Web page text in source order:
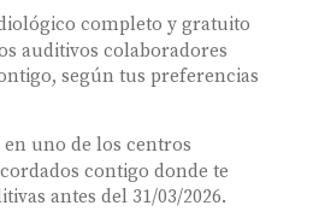
completo y gratuito
auditivos colaboradores
según tus preferencias
uno de los centros
contigo donde te
antes del 31/03/2026.